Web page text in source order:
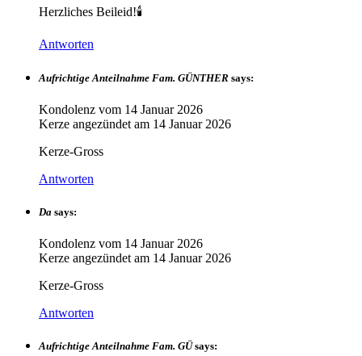
Herzliches Beileid!🕯
Antworten
Aufrichtige Anteilnahme Fam. GÜNTHER says:
Kondolenz vom 14 Januar 2026
Kerze angezündet am 14 Januar 2026
Kerze-Gross
Antworten
Da says:
Kondolenz vom 14 Januar 2026
Kerze angezündet am 14 Januar 2026
Kerze-Gross
Antworten
Aufrichtige Anteilnahme Fam. GÜ says: